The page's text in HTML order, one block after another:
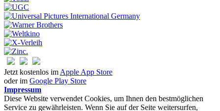
Jetzt kostenlos im Apple App Store
oder im Google Play Store
Impressum
Diese Website verwendet Cookies, um Ihnen den bestmöglichen
Service zu gewährleisten. Wenn Sie auf der Seite weitersurfen,